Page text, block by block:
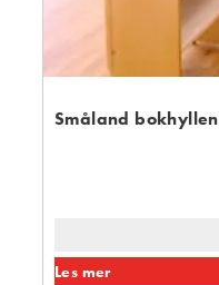
Småland bokhyllen
Les mer